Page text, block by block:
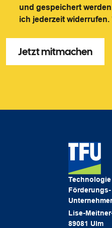
und gespeichert
ich jederzeit widerrufen.
Technologie
Förderungs-
Lise-
89081 Ulm